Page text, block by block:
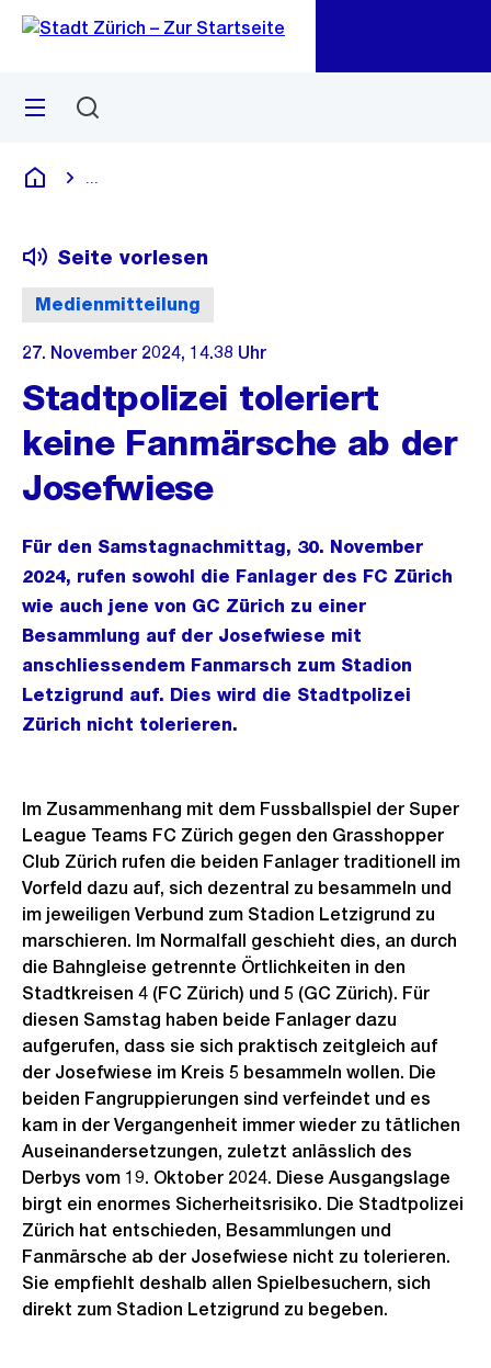
Navigation
Sprunglink
Menü
Deutsch
Medienmitteilung
Seite vorlesen
27. November 2024, 14.38 Uhr
Stadtpolizei toleriert
keine Fanmärsche ab der
Josefwiese
Für den Samstagnachmittag, 30. November
2024, rufen sowohl die Fanlager des FC Zürich
wie auch jene von GC Zürich zu einer
Besammlung auf der Josefwiese mit
anschliessendem Fanmarsch zum Stadion
Letzigrund auf. Dies wird die Stadtpolizei
Zürich nicht tolerieren.
Im Zusammenhang mit dem Fussballspiel der Super
League Teams FC Zürich gegen den Grasshopper
Club Zürich rufen die beiden Fanlager traditionell im
Vorfeld dazu auf, sich dezentral zu besammeln und
im jeweiligen Verbund zum Stadion Letzigrund zu
marschieren. Im Normalfall geschieht dies, an durch
die Bahngleise getrennte Örtlichkeiten in den
Stadtkreisen 4 (FC Zürich) und 5 (GC Zürich). Für
diesen Samstag haben beide Fanlager dazu
aufgerufen, dass sie sich praktisch zeitgleich auf
der Josefwiese im Kreis 5 besammeln wollen. Die
beiden Fangruppierungen sind verfeindet und es
kam in der Vergangenheit immer wieder zu tätlichen
Auseinandersetzungen, zuletzt anlässlich des
Derbys vom 19. Oktober 2024. Diese Ausgangslage
birgt ein enormes Sicherheitsrisiko. Die Stadtpolizei
Zürich hat entschieden, Besammlungen und
Fanmärsche ab der Josefwiese nicht zu tolerieren.
Sie empfiehlt deshalb allen Spielbesuchern, sich
direkt zum Stadion Letzigrund zu begeben.